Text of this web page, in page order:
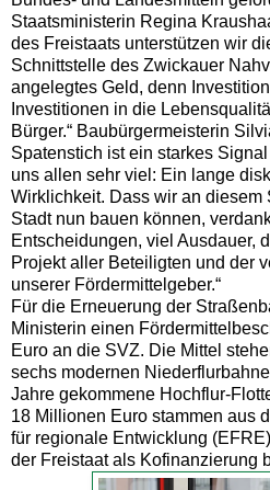
Staatsministerin Regina
des Freistaats unterstützen wir
Schnittstelle des Zwickauer
angelegtes Geld, denn
Investitionen in die
Bürger.“ Baubürgermeisterin
Spatenstich ist ein starkes
uns allen sehr viel: Ein lange
Wirklichkeit. Dass wir an diesem
Stadt nun bauen können,
Entscheidungen, viel Ausdauer,
Projekt aller Beteiligten und der
unserer Fördermittelgeber.“
Für die Erneuerung der
Ministerin einen
Euro an die SVZ. Die Mittel
sechs modernen
Jahre gekommene Hochflur-
18 Millionen Euro stammen aus
für regionale Entwicklung
der Freistaat als Kofinanzierung